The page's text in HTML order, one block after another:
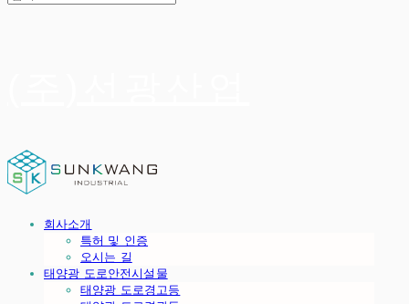
회사소개
특허 및 인증
오시는 길
태양광 도로안전시설물
태양광 도로경고등